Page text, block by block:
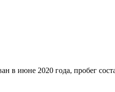
в июне 2020 года, пробег